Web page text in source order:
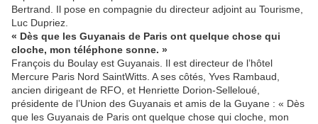
Bertrand. Il pose en compagnie du directeur adjoint au Tourisme,
Luc Dupriez.
« Dès que les Guyanais de Paris ont quelque chose qui
cloche, mon téléphone sonne. »
François du Boulay est Guyanais. Il est directeur de l’hôtel
Mercure Paris Nord SaintWitts. A ses côtés, Yves Rambaud,
ancien dirigeant de RFO, et Henriette Dorion-Selleloué,
présidente de l’Union des Guyanais et amis de la Guyane : « Dès
que les Guyanais de Paris ont quelque chose qui cloche, mon